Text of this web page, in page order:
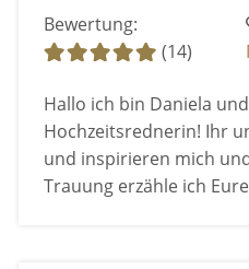
Bewertung:
(14)
Hallo ich bin Daniela
Hochzeitsrednerin! Ihr
und inspirieren mich
Trauung erzähle ich